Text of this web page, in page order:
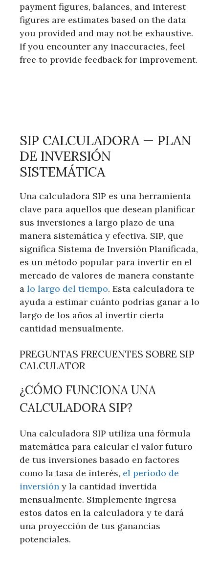
payment figures, balances, and interest
figures are estimates based on the data
you provided and may not be exhaustive.
If you encounter any inaccuracies, feel
free to provide feedback for improvement.
SIP CALCULADORA — PLAN
DE INVERSIÓN
SISTEMÁTICA
Una calculadora SIP es una herramienta
clave para aquellos que desean planificar
sus inversiones a largo plazo de una
manera sistemática y efectiva. SIP, que
significa Sistema de Inversión Planificada,
es un método popular para invertir en el
mercado de valores de manera constante
a lo largo del tiempo. Esta calculadora te
ayuda a estimar cuánto podrías ganar a lo
largo de los años al invertir cierta
cantidad mensualmente.
PREGUNTAS FRECUENTES SOBRE SIP
CALCULATOR
¿CÓMO FUNCIONA UNA
CALCULADORA SIP?
Una calculadora SIP utiliza una fórmula
matemática para calcular el valor futuro
de tus inversiones basado en factores
como la tasa de interés, el período de
inversión y la cantidad invertida
mensualmente. Simplemente ingresa
estos datos en la calculadora y te dará
una proyección de tus ganancias
potenciales.